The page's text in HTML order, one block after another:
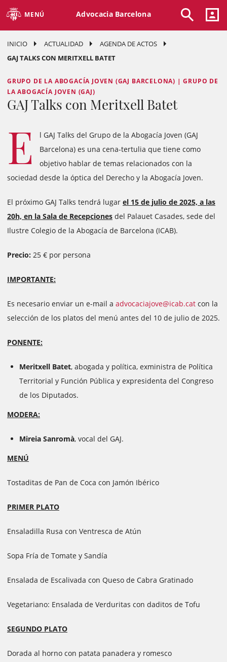
MENÚ Advocacia Barcelona
INICIO ACTUALIDAD
AGENDA DE ACTOS
GAJ TALKS CON MERITXELL BATET
GRUPO DE LA ABOGACÍA JOVEN (GAJ BARCELONA) | GRUPO DE
LA ABOGACÍA JOVEN (GAJ)
GAJ Talks con Meritxell Batet
E
l GAJ Talks del Grupo de la Abogacía Joven (GAJ
Barcelona) es una cena-tertulia que tiene como
objetivo hablar de temas relacionados con la
sociedad desde la óptica del Derecho y la Abogacía Joven.
El próximo GAJ Talks tendrá lugar el 15 de julio de 2025, a las
20h, en la Sala de Recepciones del Palauet Casades, sede del
Ilustre Colegio de la Abogacía de Barcelona (ICAB).
Precio: 25 € por persona
IMPORTANTE:
Es necesario enviar un e-mail a advocaciajove@icab.cat con la
selección de los platos del menú antes del 10 de julio de 2025.
PONENTE:
Meritxell Batet, abogada y política, exministra de Política
Territorial y Función Pública y expresidenta del Congreso
de los Diputados.
MODERA:
Mireia Sanromà, vocal del GAJ.
MENÚ
Tostaditas de Pan de Coca con Jamón Ibérico
PRIMER PLATO
Ensaladilla Rusa con Ventresca de Atún
Sopa Fría de Tomate y Sandía
Ensalada de Escalivada con Queso de Cabra Gratinado
Vegetariano: Ensalada de Verduritas con daditos de Tofu
SEGUNDO PLATO
Dorada al horno con patata panadera y romesco